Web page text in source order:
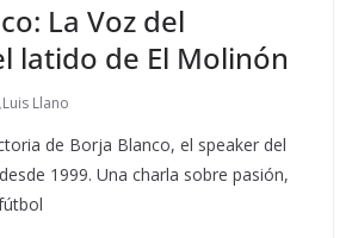
La Voz del
latido de El Molinón
Luis Llano
de Borja Blanco, el speaker del
1999. Una charla sobre pasión,